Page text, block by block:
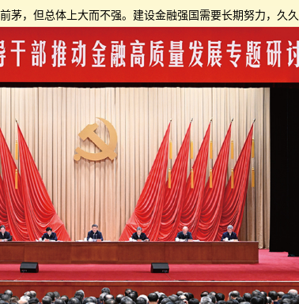
，但总体上大而不强。建设金融强国需要长期努力，久久